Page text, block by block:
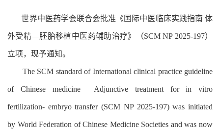
世界中医药学会联合会批准《国际中医临床实践指南 体
外受精—胚胎移植中医药辅助治疗》（SCM NP 2025-197）
立项，现予通知。
The SCM standard of International clinical practice guideline
of Chinese medicine Adjunctive treatment for in vitro
fertilization- embryo transfer (SCM NP 2025-197) was initiated
by World Federation of Chinese Medicine Societies and was now